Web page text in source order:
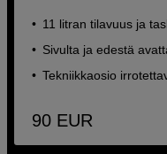
11 litran tilavuus ja
Sivulta ja edestä
Tekniikkaosio
90 EUR